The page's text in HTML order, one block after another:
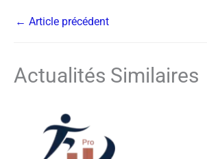
← Article précédent
Actualités Similaires